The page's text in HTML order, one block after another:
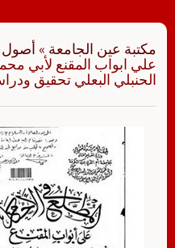
مكتبة عين الجامعة » أصول
علي ابواب المقنع لأبي
الحنبلي البعلي تحقيق